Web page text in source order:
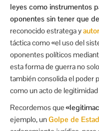
leyes como instrumentos
oponentes sin tener que
reconocido estratega y
táctica como «el uso del
oponentes políticos
esta forma de guerra no
también consolida el poder
como un acto de
Recordemos que
ejemplo, unGolpe de